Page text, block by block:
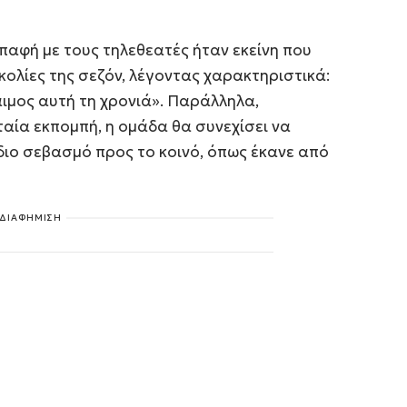
με τους τηλεθεατές ήταν εκείνη που
της σεζόν, λέγοντας χαρακτηριστικά:
αυτή τη χρονιά». Παράλληλα,
εκπομπή, η ομάδα θα συνεχίσει να
σεβασμό προς το κοινό, όπως έκανε από
ΔΙΑΦΗΜΙΣΗ